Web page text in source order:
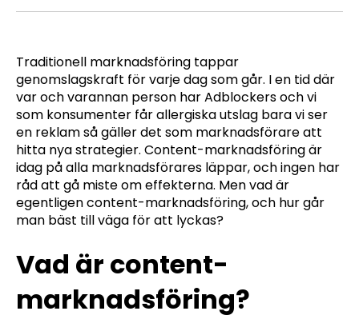
Traditionell marknadsföring tappar
genomslagskraft för varje dag som går. I en tid där
var och varannan person har Adblockers och vi
som konsumenter får allergiska utslag bara vi ser
en reklam så gäller det som marknadsförare att
hitta nya strategier. Content-marknadsföring är
idag på alla marknadsförares läppar, och ingen har
råd att gå miste om effekterna. Men vad är
egentligen content-marknadsföring, och hur går
man bäst till väga för att lyckas?
Vad är content-
marknadsföring?